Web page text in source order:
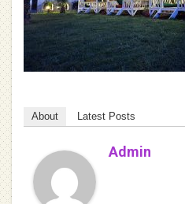
About Latest Posts
Admin